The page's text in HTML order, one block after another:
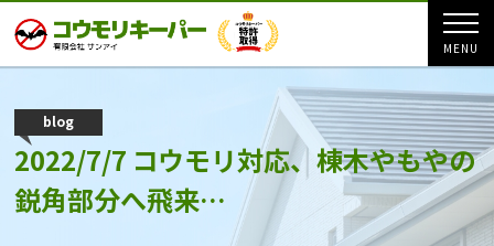
blog
2022/7/7 コウモリ対応、棟木やもやの
鋭角部分へ飛来…